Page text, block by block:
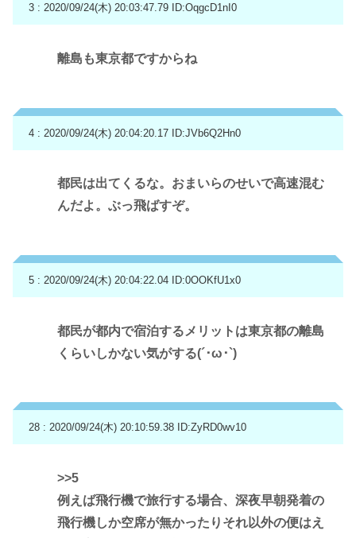
3 : 2020/09/24(木) 20:03:47.79 ID:OqgcD1nI0
離島も東京都ですからね
4 : 2020/09/24(木) 20:04:20.17 ID:JVb6Q2Hn0
都民は出てくるな。おまいらのせいで高速混む
んだよ。ぶっ飛ばすぞ。
5 : 2020/09/24(木) 20:04:22.04 ID:0OOKfU1x0
都民が都内で宿泊するメリットは東京都の離島
くらいしかない気がする(´･ω･`)
28 : 2020/09/24(木) 20:10:59.38 ID:ZyRD0wv10
>>5
例えば飛行機で旅行する場合、深夜早朝発着の
飛行機しか空席が無かったりそれ以外の便はえ